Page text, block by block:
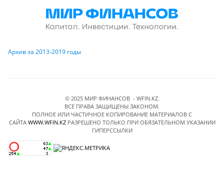
Архив за 2013-2019 годы
© 2025 МИР ФИНАНСОВ - WFIN.KZ.
ВСЕ ПРАВА ЗАЩИЩЕНЫ ЗАКОНОМ.
ПОЛНОЕ ИЛИ ЧАСТИЧНОЕ КОПИРОВАНИЕ МАТЕРИАЛОВ C
САЙТА WWW.WFIN.KZРАЗРЕШЕНО ТОЛЬКО ПРИ ОБЯЗАТЕЛЬНОМ УКАЗАНИИ
ГИПЕРССЫЛКИ